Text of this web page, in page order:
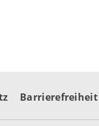
Barrierefreiheit